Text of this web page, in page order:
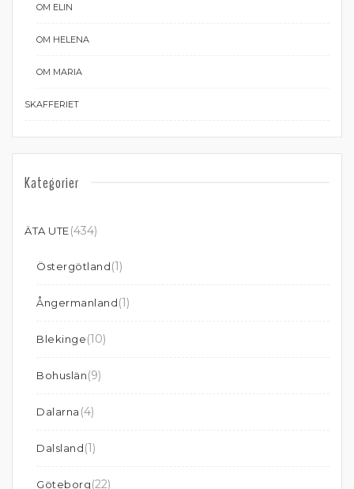
OM ELIN
OM HELENA
OM MARIA
SKAFFERIET
Kategorier
ÄTA UTE(434)
Östergötland(1)
Ångermanland(1)
Blekinge(10)
Bohuslän(9)
Dalarna (4)
Dalsland(1)
Göteborg(22)